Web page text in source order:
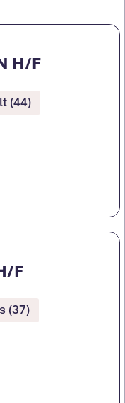
H/F
(44)
F
(37)